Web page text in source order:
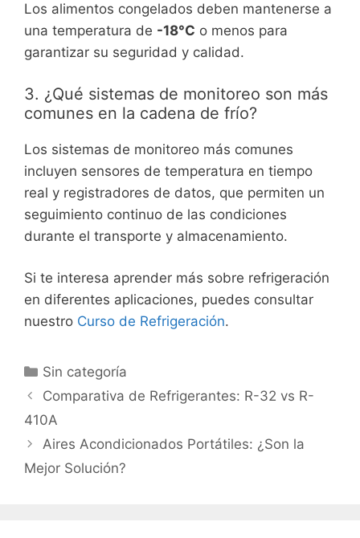
Los alimentos congelados deben mantenerse a
una temperatura de -18°C o menos para
garantizar su seguridad y calidad.
3. ¿Qué sistemas de monitoreo son más
comunes en la cadena de frío?
Los sistemas de monitoreo más comunes
incluyen sensores de temperatura en tiempo
real y registradores de datos, que permiten un
seguimiento continuo de las condiciones
durante el transporte y almacenamiento.
Si te interesa aprender más sobre refrigeración
en diferentes aplicaciones, puedes consultar
nuestro Curso de Refrigeración.
Categorías
Sin categoría
Comparativa de Refrigerantes: R-32 vs R-
410A
Aires Acondicionados Portátiles: ¿Son la
Mejor Solución?